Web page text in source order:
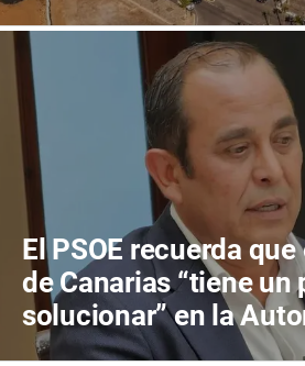
El PSOE recuerda
de Canarias “tiene un
solucionar” en la
Portuaria de Las